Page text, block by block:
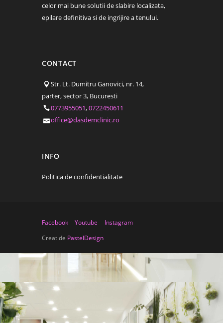
celor mai bune solutii de slabire localizata,
epilare definitiva si de ingrijire a tenului.
CONTACT
Str. Lt. Dumitru Ganovici, nr. 14,
parter, sector 3, Bucuresti
0773955051,0722450611
office@dasdemclinic.ro
INFO
Politica de confidentialitate
Facebook Youtube
Instagram
Creat de PastelDesign